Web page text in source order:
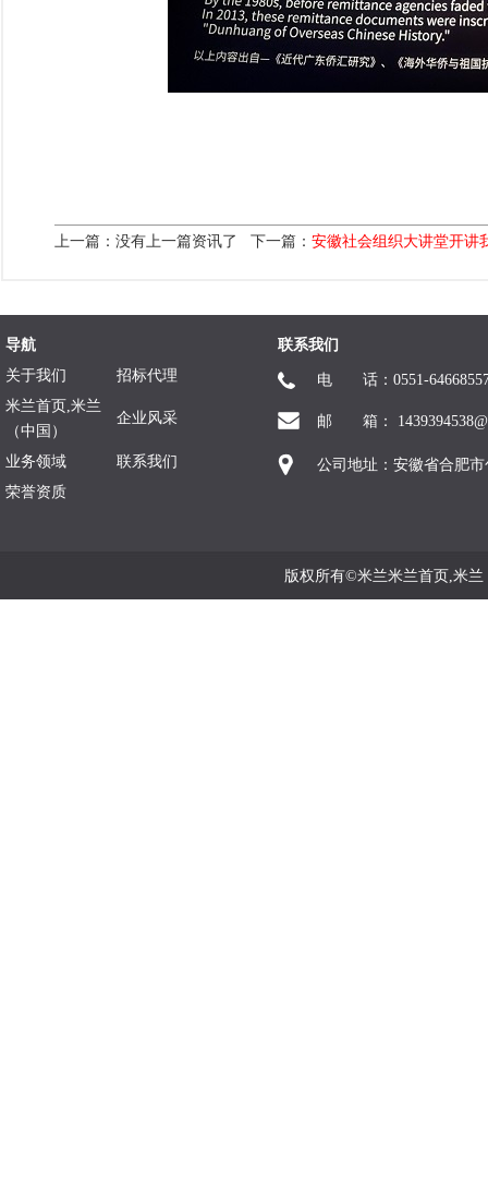
上一篇：没有上一篇资讯了 下一篇： 安徽社会组织大讲堂开讲
导航
关于我们
招标代理
米兰首页,米兰
（中国）
企业风采
业务领域
联系我们
荣誉资质
联系我们
电 话：0551-
邮 箱：
公司地址：安徽省合肥
版权所有©米兰米兰首页,米